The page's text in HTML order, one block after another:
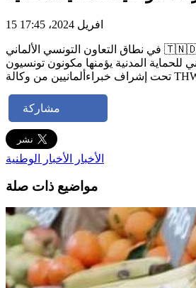
15 افريل 2024، 17:45
في نطاق التعاون التونسي الألماني 🇹🇳🇩🇪 القائم بين الديوان الوطني للحماية المدنية ONPC والوكالة الفدرالية الألمانية للنجدة الفنية THW في مجال المساعدة على إرساء التطوع في خدمة الحماية المدنية
الوطني للحماية المدنية يؤمنها مكونون تونسيون
مشاركة
الأخبار الأخبار الوطنية
مواضيع ذات صلة